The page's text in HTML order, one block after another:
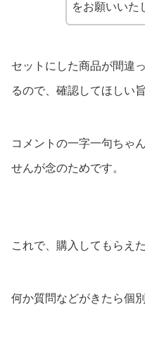
をお願いいた
セットにした商品が間違
るので、確認してほしい
コメントの一字一句ちゃ
せんが念のためです。
これで、購入してもらえ
何か質問などがきたら個